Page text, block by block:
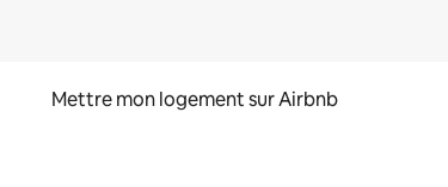
Mettre mon logement sur Airbnb